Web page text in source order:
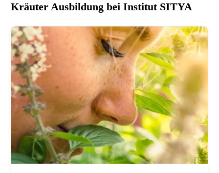
Kräuter Ausbildung bei Institut SITYA
216.73.216.199 2026-08-06 22:03:29